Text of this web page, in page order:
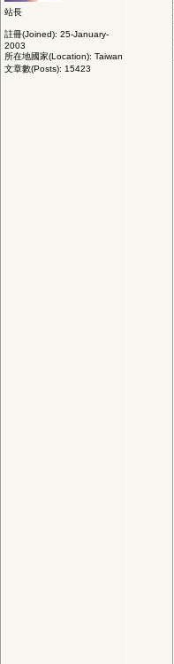
站長
註冊(Joined): 25-January-
2003
所在地國家(Location): Taiwan
文章數(Posts): 15423